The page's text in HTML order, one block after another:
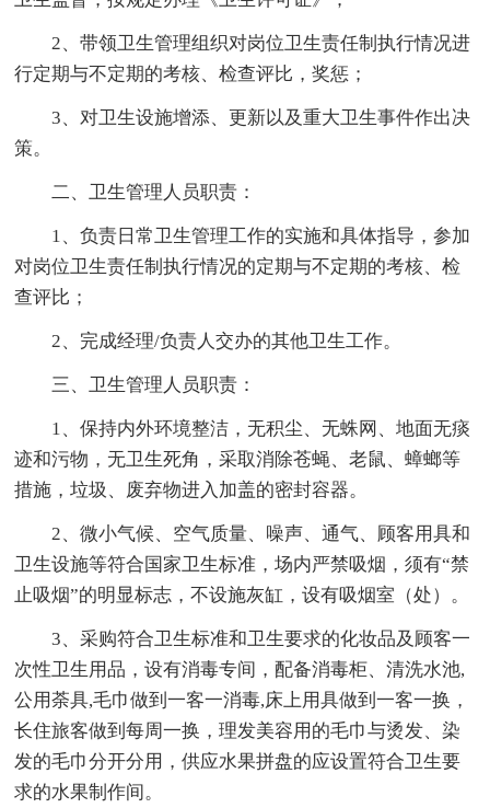
2、带领卫生管理组织对岗位卫生责任制执行情况进
行定期与不定期的考核、检查评比，奖惩；
3、对卫生设施增添、更新以及重大卫生事件作出决
策。
二、卫生管理人员职责：
1、负责日常卫生管理工作的实施和具体指导，参加
对岗位卫生责任制执行情况的定期与不定期的考核、检
查评比；
2、完成经理/负责人交办的其他卫生工作。
三、卫生管理人员职责：
1、保持内外环境整洁，无积尘、无蛛网、地面无痰
迹和污物，无卫生死角，采取消除苍蝇、老鼠、蟑螂等
措施，垃圾、废弃物进入加盖的密封容器。
2、微小气候、空气质量、噪声、通气、顾客用具和
卫生设施等符合国家卫生标准，场内严禁吸烟，须有“禁
止吸烟”的明显标志，不设施灰缸，设有吸烟室（处）。
3、采购符合卫生标准和卫生要求的化妆品及顾客一
次性卫生用品，设有消毒专间，配备消毒柜、清洗水池,
公用荼具,毛巾做到一客一消毒,床上用具做到一客一换，
长住旅客做到每周一换，理发美容用的毛巾与烫发、染
发的毛巾分开分用，供应水果拼盘的应设置符合卫生要
求的水果制作间。